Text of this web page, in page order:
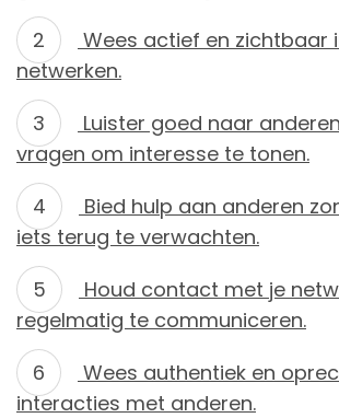
Wees actief en zichtbaar
netwerken.
Luister goed naar
vragen om interesse te tonen.
Bied hulp aan anderen
iets terug te verwachten.
Houd contact met je
regelmatig te communiceren.
Wees authentiek en
interacties met anderen.